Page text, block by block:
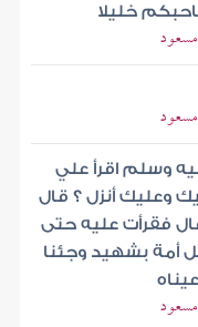
خليلا
وسلم اقرأ علي
وعليك أنزل ؟ قال
فقرأت عليه حتى
أمة بشهيد وجئنا